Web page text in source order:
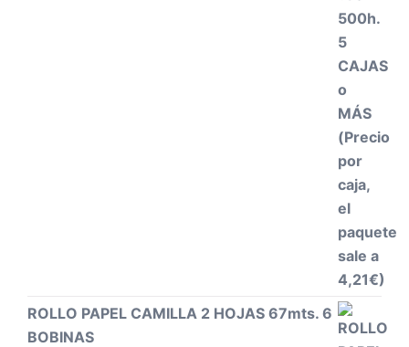
ROLLO PAPEL CAMILLA 2 HOJAS 67mts. 6
BOBINAS